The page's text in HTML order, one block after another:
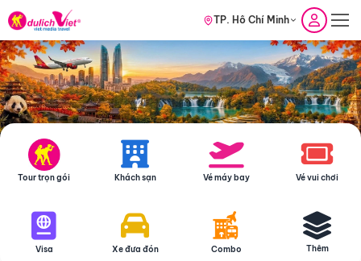
TP. Hồ Chí Minh
Tour trọn gói Khách sạn Vé máy bay Vé vui chơi
Visa Xe đưa đón Combo Thêm